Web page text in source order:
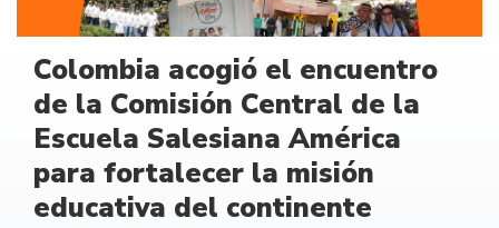
Colombia acogió el encuentro
de la Comisión Central de la
Escuela Salesiana América
para fortalecer la misión
educativa del continente